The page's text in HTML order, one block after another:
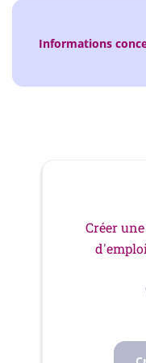
Informations
Créer